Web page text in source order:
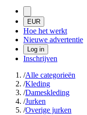
EUR
Hoe het werkt
Nieuwe advertentie
Log in
Inschrijven
/Alle categorieën
/Kleding
/Dameskleding
/Jurken
/Overige jurken